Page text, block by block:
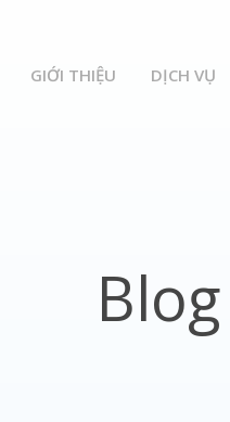
GIỚI THIỆU DỊCH VỤ
Blog